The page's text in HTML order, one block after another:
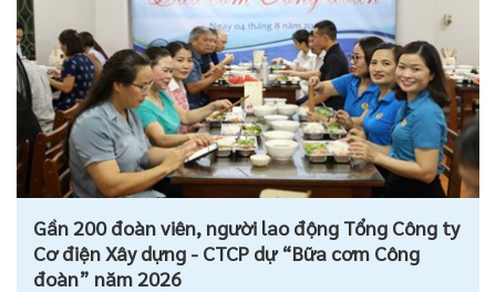
Gần 200 đoàn viên, người lao động Tổng Công ty
Cơ điện Xây dựng - CTCP dự “Bữa cơm Công
đoàn” năm 2026